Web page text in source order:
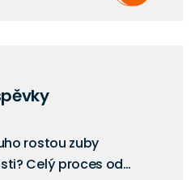
rostou zuby
Celý proces od